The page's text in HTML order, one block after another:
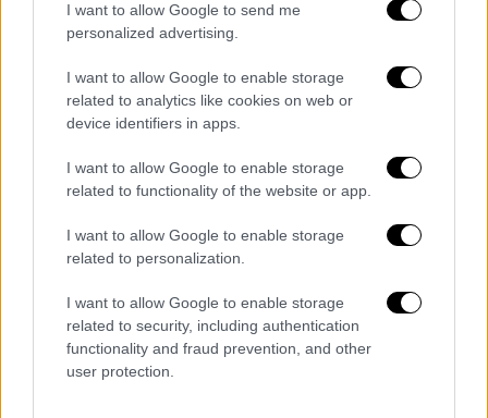
I want to allow Google to send me
personalized advertising.
I want to allow Google to enable storage
related to analytics like cookies on web or
device identifiers in apps.
I want to allow Google to enable storage
related to functionality of the website or app.
I want to allow Google to enable storage
related to personalization.
I want to allow Google to enable storage
related to security, including authentication
functionality and fraud prevention, and other
user protection.
προέκυψε κάποιο σοβαρό πρόβλημα υγείας.
Όπως χαρακτηριστικά ανέφερε ο κ.
Θεοδωρόπουλος ο 49χρονος έφτασε μόνος
του στο νοσοκομείο και ανέφερε πόνο στην
πλάτη πιθανόν από ψύξη, όπως ο ίδιος
δήλωσε στο προσωπικό του νοσοκομείου,
και γι αυτό το λόγο του πρότειναν να
εφημέρευε.
φανερώνουν σοβαρό πρόβλημα, γι αυτό και
παραπέμφθηκε στο εφημερεύον
νοσοκομείο» δήλωσε ο κ. Θεοδωρόπουλος,